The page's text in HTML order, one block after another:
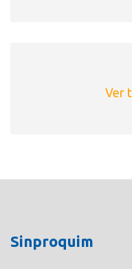
Ver
Sinproquim